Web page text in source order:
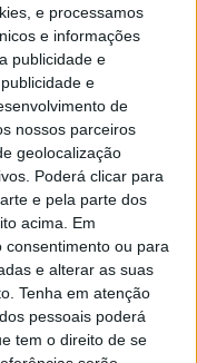
e processamos
e informações
publicidade e
e
de
nossos parceiros
geolocalização
Poderá clicar para
e pela parte dos
acima. Em
consentimento ou para
e alterar as suas
Tenha em atenção
pessoais poderá
tem o direito de se
meio milhão de
de cerca
condutas
três casas de
confirmou
não tinham
e nessas foi,
e uma terceira